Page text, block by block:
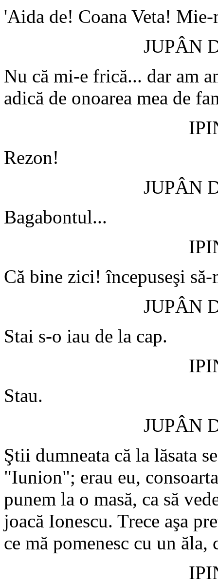
'Aida de! Coana Veta!
JUPÂN
Nu că mi-e frică... dar am
adică de onoarea mea de
Rezon!
JUPÂN
Bagabontul...
Că bine zici! începuseşi
JUPÂN
Stai s-o iau de la cap.
Stau.
JUPÂN
Ştii dumneata că la lăsata
"Iunion"; erau eu,
punem la o masă, ca să
joacă Ionescu. Trece aşa
ce mă pomenesc cu un